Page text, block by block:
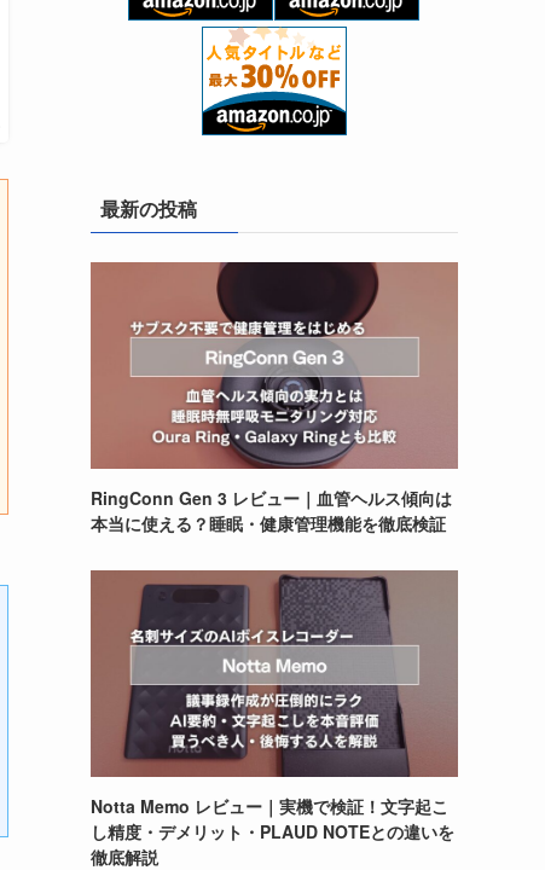
最新の投稿
RingConn Gen 3 レビュー｜血管ヘルス傾向は
本当に使える？睡眠・健康管理機能を徹底検証
Notta Memo レビュー｜実機で検証！文字起こ
し精度・デメリット・PLAUD NOTEとの違いを
徹底解説